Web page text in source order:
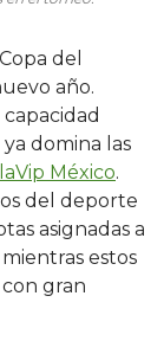
del
año.
domina las
México.
del deporte
asignadas a
estos
gran